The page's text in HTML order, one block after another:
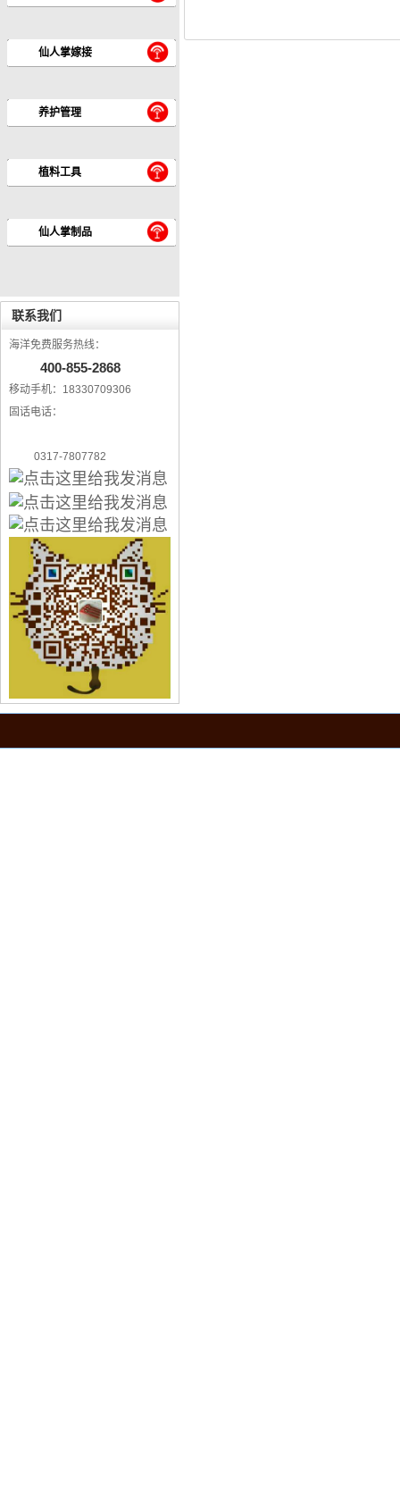
仙人掌嫁接
养护管理
植料工具
仙人掌制品
联系我们
海洋免费服务热线：
400-855-2868
移动手机：18330709306
固话电话：
0317-7807782